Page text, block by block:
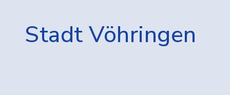
Stadt Vöhringen